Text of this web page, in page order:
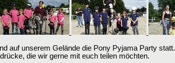
auf unserem Gelände die Pony Pyjama Party statt.
die wir gerne mit euch teilen möchten.